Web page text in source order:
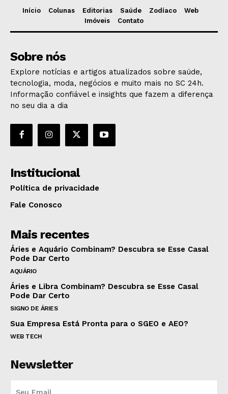
Início Colunas Editorias Saúde Zodíaco
Web
Imóveis
Contato
Sobre nós
Explore notícias e artigos atualizados sobre saúde,
tecnologia, moda, negócios e muito mais no SC 24h.
Informação confiável e insights que fazem a diferença
no seu dia a dia
Institucional
Política de privacidade
Fale Conosco
Mais recentes
Áries e Aquário Combinam? Descubra se Esse Casal
Pode Dar Certo
AQUÁRIO
Áries e Libra Combinam? Descubra se Esse Casal
Pode Dar Certo
SIGNO DE ÁRIES
Sua Empresa Está Pronta para o SGEO e AEO?
WEB TECH
Newsletter